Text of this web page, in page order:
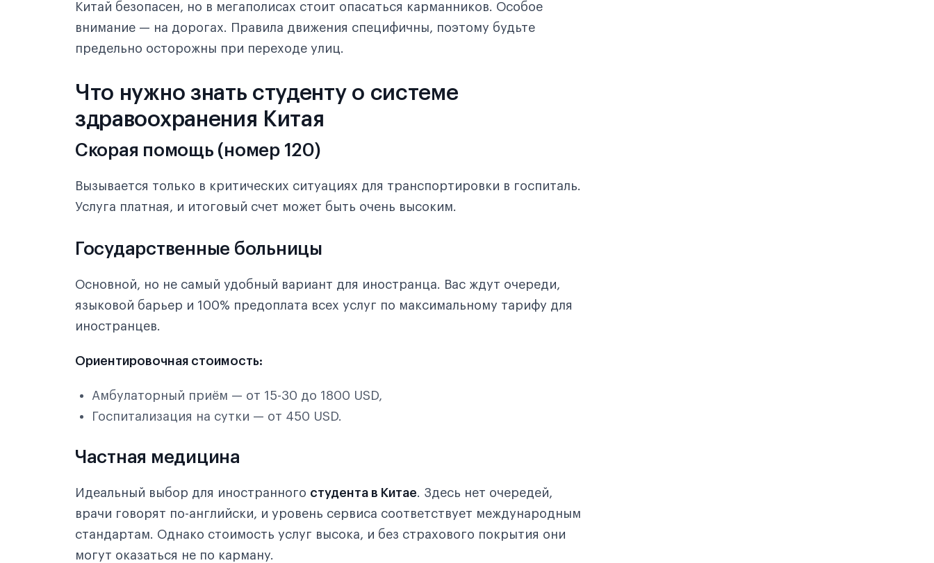
Китай безопасен, но в мегаполисах стоит опасаться карманников. Особое
внимание — на дорогах. Правила движения специфичны, поэтому будьте
предельно осторожны при переходе улиц.
Что нужно знать студенту о системе
здравоохранения Китая
Скорая помощь (номер 120)
Вызывается только в критических ситуациях для транспортировки в госпиталь.
Услуга платная, и итоговый счет может быть очень высоким.
Государственные больницы
Основной, но не самый удобный вариант для иностранца. Вас ждут очереди,
языковой барьер и 100% предоплата всех услуг по максимальному тарифу для
иностранцев.
Ориентировочная стоимость:
Амбулаторный приём — от 15-30 до 1800 USD,
Госпитализация на сутки — от 450 USD.
Частная медицина
Идеальный выбор для иностранного студента в Китае. Здесь нет очередей,
врачи говорят по-английски, и уровень сервиса соответствует международным
стандартам. Однако стоимость услуг высока, и без страхового покрытия они
могут оказаться не по карману.